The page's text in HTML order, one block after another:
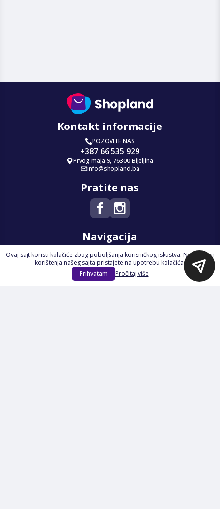
Kontakt informacije
POZOVITE NAS
+387 66 535 929
Prvog maja 9, 76300 Bijeljina
info@shopland.ba
Pratite nas
Navigacija
Početna
Na Akciji
Izdvajamo
Ovaj sajt koristi kolačiće zbog poboljšanja korisničkog iskustva. Nastavkom
korištenja našeg sajta pristajete na upotrebu kolačića.
Prihvatam
Pročitaj više